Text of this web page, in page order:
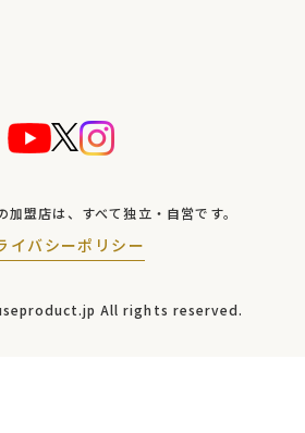
盟店は、 すべて独立・自営です。
イバシーポリシー
All rights reserved.